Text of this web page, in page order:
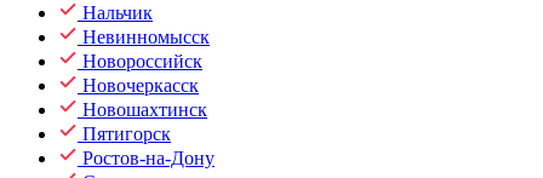
Нальчик
Невинномысск
Новороссийск
Новочеркасск
Новошахтинск
Пятигорск
Ростов-на-Дону